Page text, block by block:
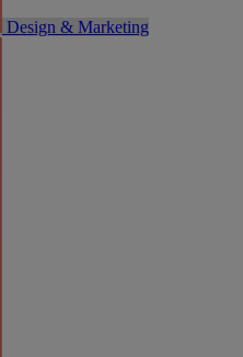
Design & Marketing